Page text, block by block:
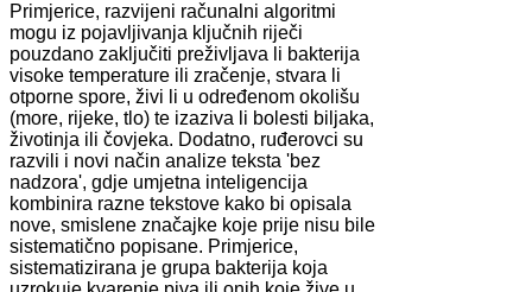
Primjerice, razvijeni računalni algoritmi
mogu iz pojavljivanja ključnih riječi
pouzdano zaključiti preživljava li bakterija
visoke temperature ili zračenje, stvara li
otporne spore, živi li u određenom okolišu
(more, rijeke, tlo) te izaziva li bolesti biljaka,
životinja ili čovjeka. Dodatno, ruđerovci su
razvili i novi način analize teksta 'bez
nadzora', gdje umjetna inteligencija
kombinira razne tekstove kako bi opisala
nove, smislene značajke koje prije nisu bile
sistematično popisane. Primjerice,
sistematizirana je grupa bakterija koja